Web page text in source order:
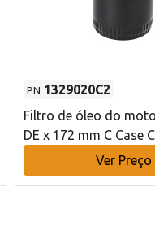
PN 1329020C2
Filtro de óleo do
DE x 172 mm C Case
Ver Preço